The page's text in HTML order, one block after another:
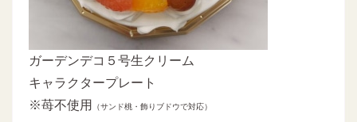
ガーデンデコ５号生クリーム
キャラクタープレート
※苺不使用
（サンド桃・飾りブドウで対応）